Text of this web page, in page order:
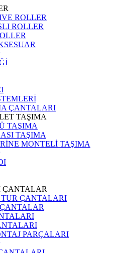
ROLLER
ROLLER
ÇANTALARI
TAŞIMA
TAŞIMA
TAŞIMA
MONTELİ TAŞIMA
ÇANTALAR
ÇANTALARI
PARÇALARI